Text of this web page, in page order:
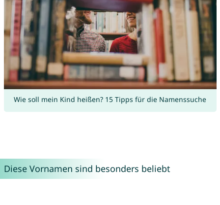
Wie soll mein Kind heißen? 15 Tipps für die Namenssuche
Diese Vornamen sind besonders beliebt